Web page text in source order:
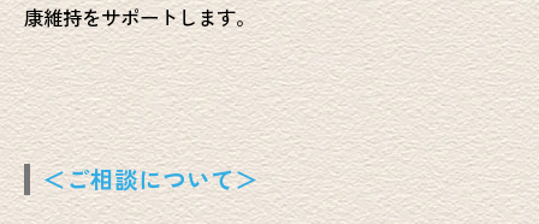
康維持をサポートします。
＜ご相談について＞